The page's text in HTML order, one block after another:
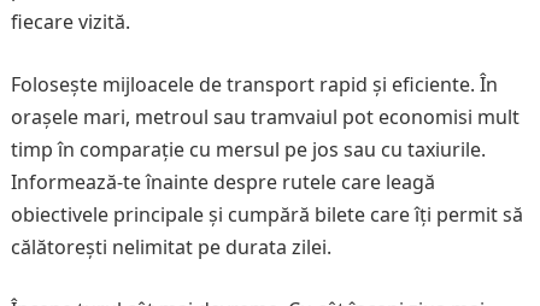
fiecare vizită.
Folosește mijloacele de transport rapid și eficiente. În
orașele mari, metroul sau tramvaiul pot economisi mult
timp în comparație cu mersul pe jos sau cu taxiurile.
Informează-te înainte despre rutele care leagă
obiectivele principale și cumpără bilete care îți permit să
călătorești nelimitat pe durata zilei.